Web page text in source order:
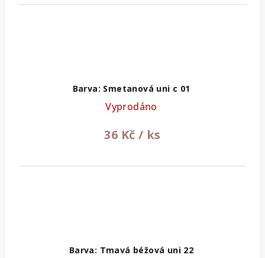
Barva: Smetanová uni c 01
Vyprodáno
36 Kč / ks
Barva: Tmavá béžová uni 22